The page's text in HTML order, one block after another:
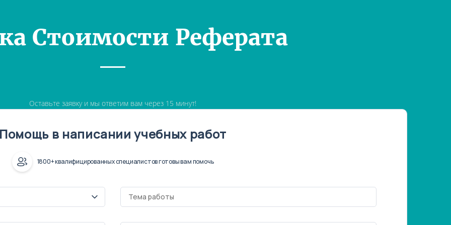
Стоимости Реферата
Оставьте заявку и мы ответим вам через 15 минут!
в написании учебных работ
1800+ квалифицированных специалистов готовы вам помочь